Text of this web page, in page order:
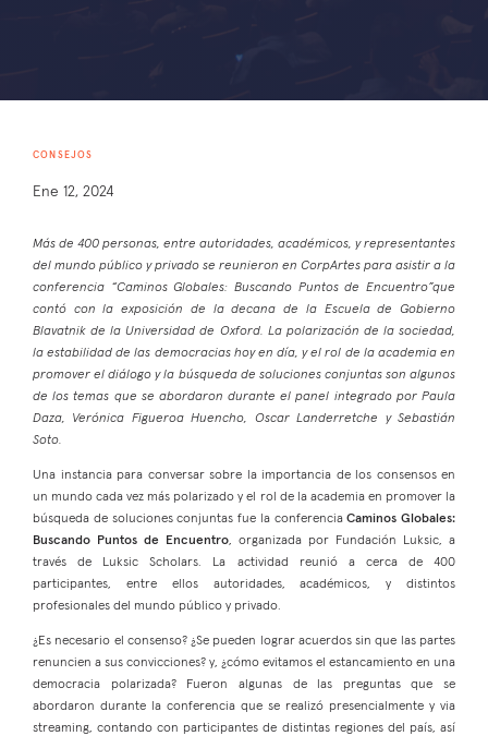
CONSEJOS
Ene 12, 2024
Más de 400 personas, entre autoridades, académicos, y representantes
del mundo público y privado se reunieron en CorpArtes para asistir a la
conferencia “Caminos Globales: Buscando Puntos de Encuentro”que
contó con la exposición de la decana de la Escuela de Gobierno
Blavatnik de la Universidad de Oxford. La polarización de la sociedad,
la estabilidad de las democracias hoy en día, y el rol de la academia en
promover el diálogo y la búsqueda de soluciones conjuntas son algunos
de los temas que se abordaron durante el panel integrado por Paula
Daza, Verónica Figueroa Huencho, Oscar Landerretche y Sebastián
Soto.
Una instancia para conversar sobre la importancia de los consensos en
un mundo cada vez más polarizado y el rol de la academia en promover la
búsqueda de soluciones conjuntas fue la conferenciaCaminos Globales:
Buscando Puntos de Encuentro, organizada por Fundación Luksic, a
través de Luksic Scholars. La actividad reunió a cerca de 400
participantes, entre ellos autoridades, académicos, y distintos
profesionales del mundo público y privado.
¿Es necesario el consenso? ¿Se pueden lograr acuerdos sin que las partes
renuncien a sus convicciones? y, ¿cómo evitamos el estancamiento en una
democracia polarizada? Fueron algunas de las preguntas que se
abordaron durante la conferencia que se realizó presencialmente y via
streaming, contando con participantes de distintas regiones del país, así